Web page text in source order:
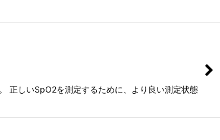
正しいSpO2を測定するために、より良い測定状態